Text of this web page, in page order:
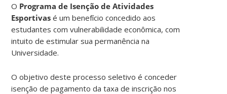
O Programa de Isenção de Atividades
Esportivas é um benefício concedido aos
estudantes com vulnerabilidade econômica, com
intuito de estimular sua permanência na
Universidade.
O objetivo deste processo seletivo é conceder
isenção de pagamento da taxa de inscrição nos